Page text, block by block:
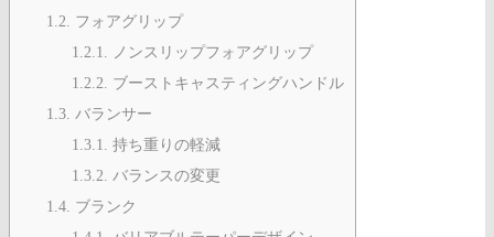
1.2. フォアグリップ
1.2.1. ノンスリップフォアグリップ
1.2.2. ブーストキャスティングハンドル
1.3. バランサー
1.3.1. 持ち重りの軽減
1.3.2. バランスの変更
1.4. ブランク